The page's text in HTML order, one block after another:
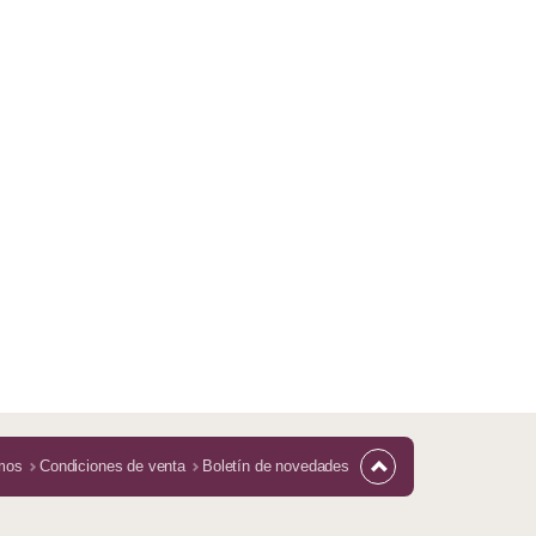
Condiciones de venta Boletín de novedades